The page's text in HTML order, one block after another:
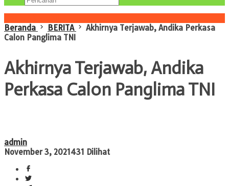
Beranda
BERITA
Akhirnya Terjawab, Andika Perkasa
Calon Panglima TNI
Akhirnya Terjawab, Andika
Perkasa Calon Panglima TNI
admin
November 3, 2021431 Dilihat